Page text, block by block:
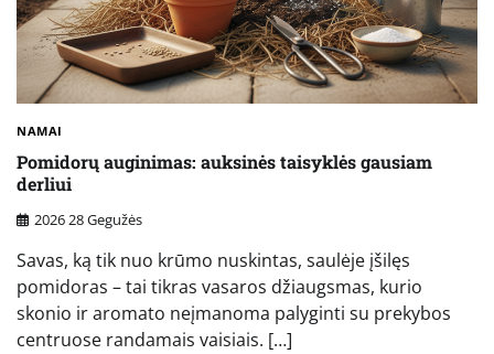
NAMAI
Pomidorų auginimas: auksinės taisyklės gausiam
derliui
2026 28 Gegužės
Savas, ką tik nuo krūmo nuskintas, saulėje įšilęs
pomidoras – tai tikras vasaros džiaugsmas, kurio
skonio ir aromato neįmanoma palyginti su prekybos
centruose randamais vaisiais. […]